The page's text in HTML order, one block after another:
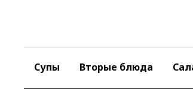
Супы Вторые блюда